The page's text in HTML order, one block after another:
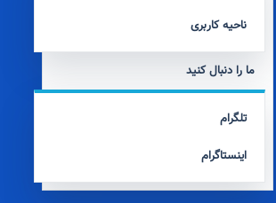
ناحیه کاربری
ما را دنبال کنید
تلگرام
اینستاگرام